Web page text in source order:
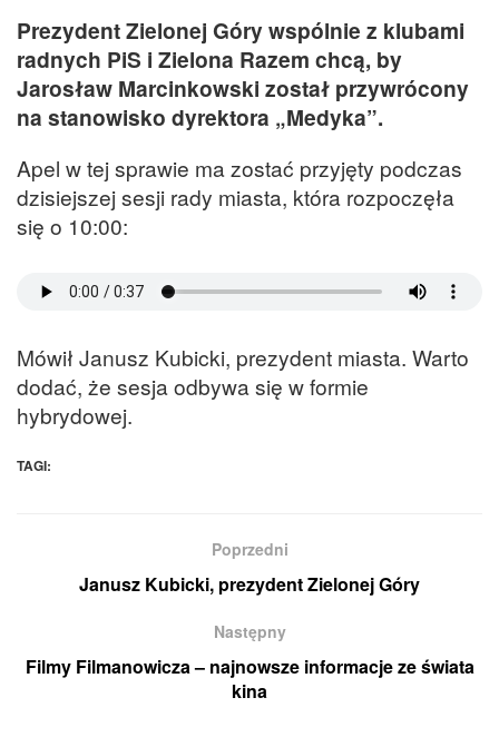
Prezydent Zielonej Góry wspólnie z klubami
radnych PiS i Zielona Razem chcą, by
Jarosław Marcinkowski został przywrócony
na stanowisko dyrektora „Medyka”.
Apel w tej sprawie ma zostać przyjęty podczas
dzisiejszej sesji rady miasta, która rozpoczęła
się o 10:00:
Mówił Janusz Kubicki, prezydent miasta. Warto
dodać, że sesja odbywa się w formie
hybrydowej.
TAGI:
Poprzedni
Janusz Kubicki, prezydent Zielonej Góry
Następny
Filmy Filmanowicza – najnowsze informacje ze świata
kina